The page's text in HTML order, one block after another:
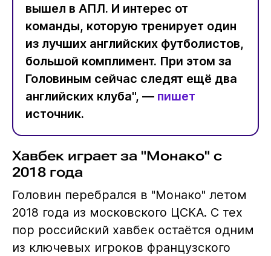
вышел в АПЛ. И интерес от
команды, которую тренирует один
из лучших английских футболистов,
большой комплимент. При этом за
Головиным сейчас следят ещё два
английских клуба", — пишет
источник.
Хавбек играет за "Монако" с
2018 года
Головин перебрался в "Монако" летом
2018 года из московского ЦСКА. С тех
пор российский хавбек остаётся одним
из ключевых игроков французского